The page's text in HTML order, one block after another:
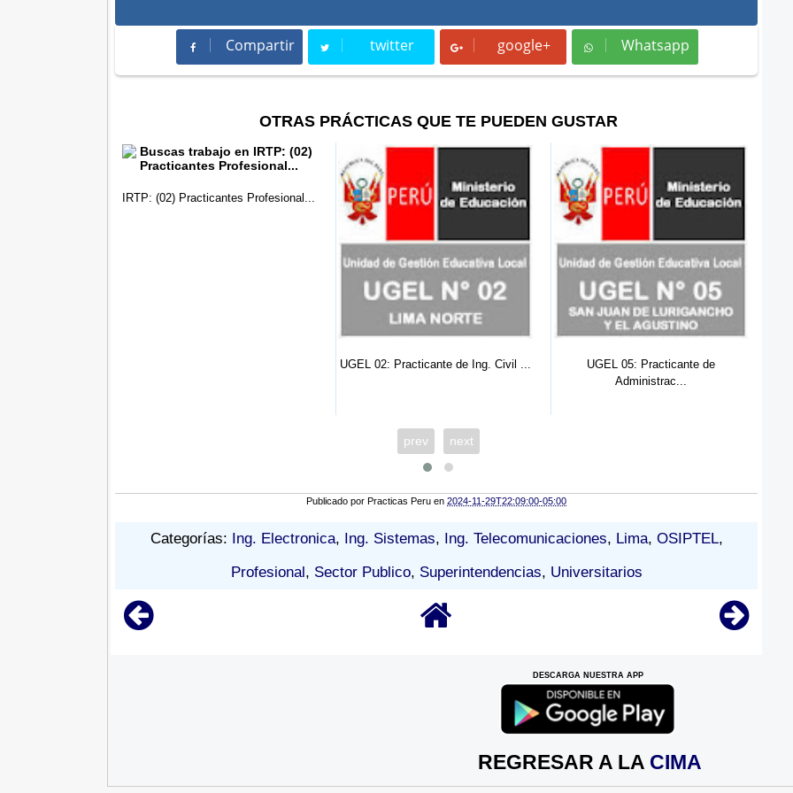
Compartir
Compartir twitter
Tweet google+ Whatsapp
Whatsapp
OTRAS PRÁCTICAS QUE TE PUEDEN GUSTAR
UGEL 05: Practicante de
OEFA: Practicante de Derecho ( 059
...
prev next
Publicado por Practicas Peru en 2024-11-29T22:09:00-05:00
Categorías: Ing. Electronica, Ing. Sistemas, Ing. Telecomunicaciones, Lima, OSIPTEL,
Profesional, Sector Publico, Superintendencias, Universitarios
DESCARGA NUESTRA APP
REGRESAR A LA CIMA